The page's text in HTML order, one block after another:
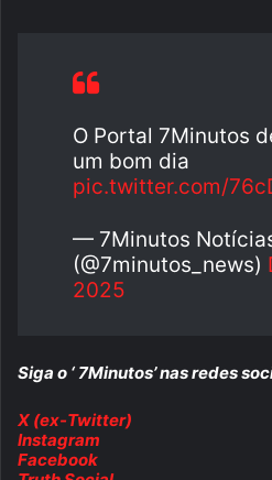
O Portal 7Minutos
um bom dia
pic.twitter.com/
— 7Minutos
(@7minutos_news)
2025
Siga o ‘ 7Minutos’ nas redes
X (ex-Twitter)
Instagram
Facebook